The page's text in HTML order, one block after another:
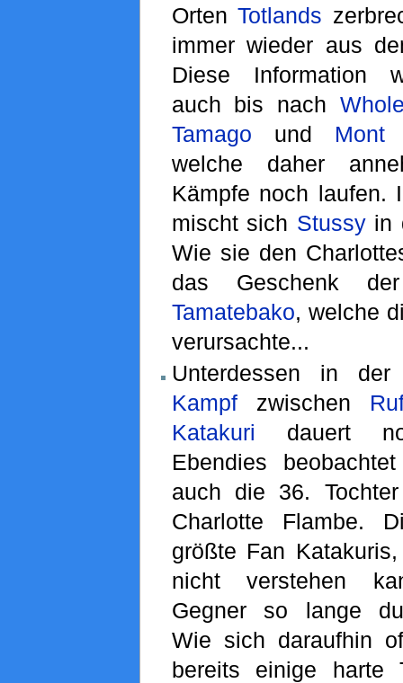
OrtenTotlands
immer wieder aus
Diese Information
auch bis nach
Tamago und Mont
welche daher
Kämpfe noch laufen.
mischt sich Stussyin
Wie sie den
das Geschenk
Tamatebako, welche
verursachte...
Unterdessen in der
Kampfzwischen
Katakuri dauert
Ebendies
auch die 36.
Charlotte Flambe.
größte Fan
nicht verstehen
Gegner so lange
Wie sich daraufhin
bereits einige harte